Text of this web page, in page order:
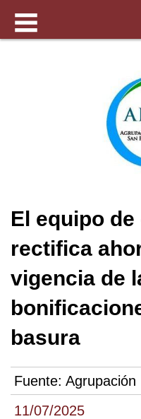
11/07/2025
El equipo
rectifica
vigencia de
basura
Fuente: Agrupación